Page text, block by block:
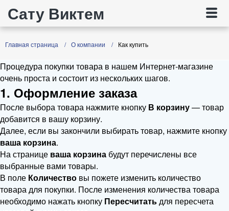
Сату Виктем
Главная страница О компании Как купить
Процедура покупки товара в нашем Интернет-магазине
очень проста и состоит из нескольких шагов.
1. Оформление заказа
После выбора товара нажмите кнопку В корзину— товар
добавится в вашу корзину.
Далее, если вы закончили выбирать товар, нажмите кнопку
ваша корзина.
На странице ваша корзина будут перечислены все
выбранные вами товары.
В поле Количество вы пожете изменить количество
товара для покупки. После изменения количества товара
необходимо нажать кнопку Пересчитатьдля пересчета